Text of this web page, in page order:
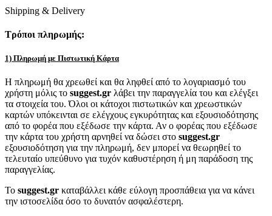
Shipping & Delivery
Τρόποι πληρωμής:
1) Πληρωμή με Πιστωτική Κάρτα
Η πληρωμή θα χρεωθεί και θα ληφθεί από το λογαριασμό του
χρήστη μόλις το suggest.gr λάβει την παραγγελία του και ελέγξει
τα στοιχεία του. Όλοι οι κάτοχοι πιστωτικών και χρεωστικών
καρτών υπόκεινται σε ελέγχους εγκυρότητας και εξουσιοδότησης
από το φορέα που εξέδωσε την κάρτα. Αν ο φορέας που εξέδωσε
την κάρτα του χρήστη αρνηθεί να δώσει στο suggest.gr
εξουσιοδότηση για την πληρωμή, δεν μπορεί να θεωρηθεί το
τελευταίο υπεύθυνο για τυχόν καθυστέρηση ή μη παράδοση της
παραγγελίας.
Το suggest.gr καταβάλλει κάθε εύλογη προσπάθεια για να κάνει
την ιστοσελίδα όσο το δυνατόν ασφαλέστερη.